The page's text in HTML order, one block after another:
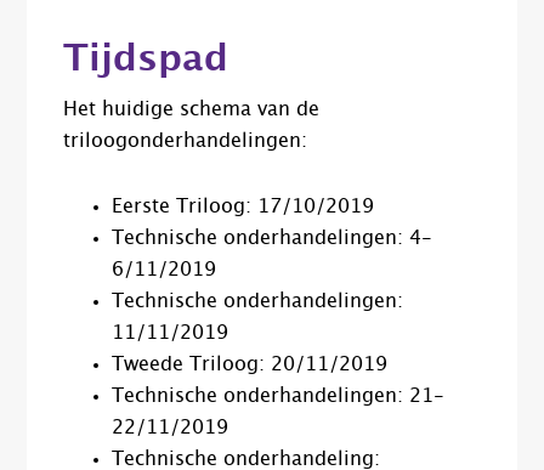
Tijdspad
Het huidige schema van de
triloogonderhandelingen:
Eerste Triloog: 17/10/2019
Technische onderhandelingen: 4-
6/11/2019
Technische onderhandelingen:
11/11/2019
Tweede Triloog: 20/11/2019
Technische onderhandelingen: 21-
22/11/2019
Technische onderhandeling: